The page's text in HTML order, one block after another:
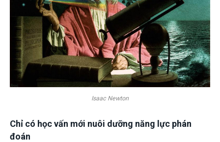
Isaac Newton
Chỉ có học vấn mới nuôi dưỡng năng lực phán
đoán